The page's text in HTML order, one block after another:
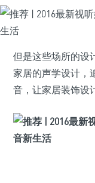
但是这些场所的设
家居的声学设计，
音，让家居装饰设